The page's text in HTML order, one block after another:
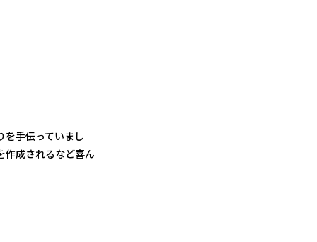
を手伝っていまし
作成されるなど喜ん